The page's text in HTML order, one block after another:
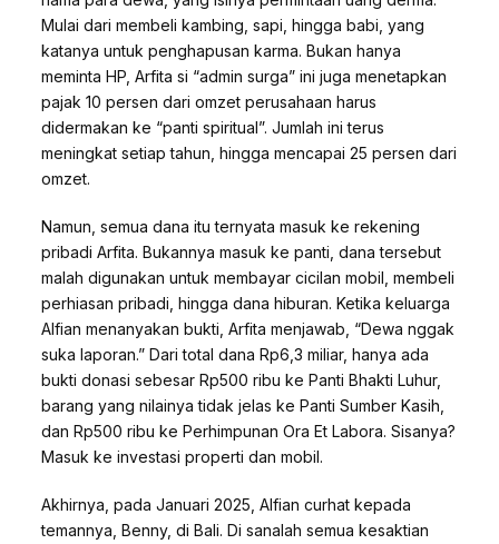
Mulai dari membeli kambing, sapi, hingga babi, yang
katanya untuk penghapusan karma. Bukan hanya
meminta HP, Arfita si “admin surga” ini juga menetapkan
pajak 10 persen dari omzet perusahaan harus
didermakan ke “panti spiritual”. Jumlah ini terus
meningkat setiap tahun, hingga mencapai 25 persen dari
omzet.
Namun, semua dana itu ternyata masuk ke rekening
pribadi Arfita. Bukannya masuk ke panti, dana tersebut
malah digunakan untuk membayar cicilan mobil, membeli
perhiasan pribadi, hingga dana hiburan. Ketika keluarga
Alfian menanyakan bukti, Arfita menjawab, “Dewa nggak
suka laporan.” Dari total dana Rp6,3 miliar, hanya ada
bukti donasi sebesar Rp500 ribu ke Panti Bhakti Luhur,
barang yang nilainya tidak jelas ke Panti Sumber Kasih,
dan Rp500 ribu ke Perhimpunan Ora Et Labora. Sisanya?
Masuk ke investasi properti dan mobil.
Akhirnya, pada Januari 2025, Alfian curhat kepada
temannya, Benny, di Bali. Di sanalah semua kesaktian